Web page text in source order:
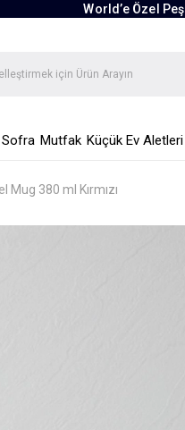
World’e Özel
Sofra Mutfak Küçük Ev Aletleri
Mug 380 ml Kırmızı